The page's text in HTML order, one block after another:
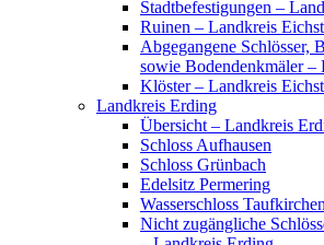
Stadtbefestigungen –
Ruinen – Landkreis
Abgegangene Schlösser,
sowie Bodendenkmäler –
Klöster – Landkreis
Landkreis Erding
Übersicht – Landkreis
Schloss Aufhausen
Schloss Grünbach
Edelsitz Permering
Wasserschloss
Nicht zugängliche